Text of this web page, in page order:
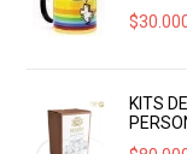
$
KITS